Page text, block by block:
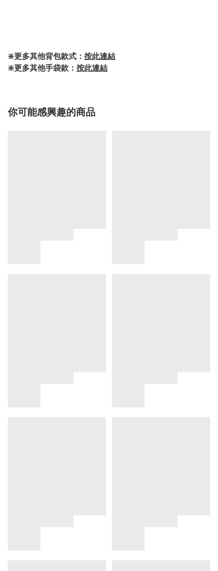
❇️更多其他背包款式： 按此連結
❇️更多其他手袋款： 按此連結
你可能感興趣的商品